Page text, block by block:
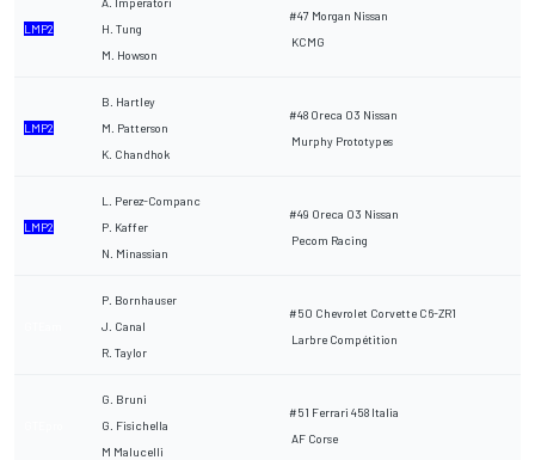
LMP2
H. Tung
M. Howson
#47 Morgan Nissan
KCMG
LMP2
B. Hartley
M. Patterson
K. Chandhok
#48 Oreca 03 Nissan
Murphy Prototypes
LMP2
L. Perez-Companc
P. Kaffer
N. Minassian
#49 Oreca 03 Nissan
Pecom Racing
P. Bornhauser
J. Canal
R. Taylor
#50 Chevrolet Corvette C6-ZR1
Larbre Compétition
G. Bruni
G. Fisichella
M Malucelli
#51 Ferrari 458 Italia
AF Corse